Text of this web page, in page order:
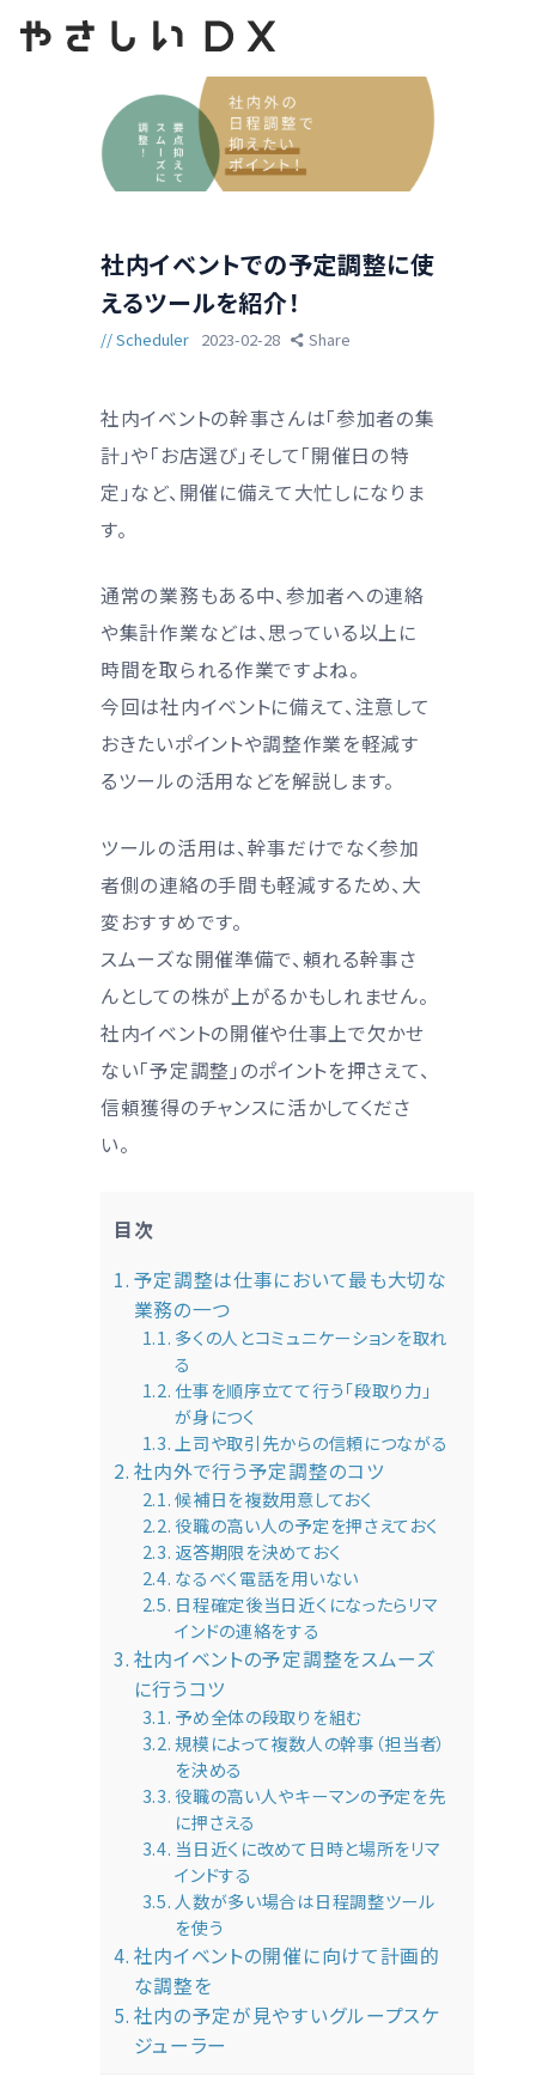
社内イベントでの予定調整に使
えるツールを紹介！
Scheduler 2023-02-28 Share
社内イベントの幹事さんは「参加者の集
計」や「お店選び」そして「開催日の特
定」など、開催に備えて大忙しになりま
す。
通常の業務もある中、参加者への連絡
や集計作業などは、思っている以上に
時間を取られる作業ですよね。
今回は社内イベントに備えて、注意して
おきたいポイントや調整作業を軽減す
るツールの活用などを解説します。
ツールの活用は、幹事だけでなく参加
者側の連絡の手間も軽減するため、大
変おすすめです。
スムーズな開催準備で、頼れる幹事さ
んとしての株が上がるかもしれません。
社内イベントの開催や仕事上で欠かせ
ない「予定調整」のポイントを押さえて、
信頼獲得のチャンスに活かしてくださ
い。
目次
予定調整は仕事において最も大切な
業務の一つ
多くの人とコミュニケーションを取れ
る
仕事を順序立てて行う「段取り力」
が身につく
上司や取引先からの信頼につながる
社内外で行う予定調整のコツ
候補日を複数用意しておく
役職の高い人の予定を押さえておく
返答期限を決めておく
なるべく電話を用いない
日程確定後当日近くになったらリマ
インドの連絡をする
社内イベントの予定調整をスムーズ
に行うコツ
予め全体の段取りを組む
規模によって複数人の幹事（担当者）
を決める
役職の高い人やキーマンの予定を先
に押さえる
当日近くに改めて日時と場所をリマ
インドする
人数が多い場合は日程調整ツール
を使う
社内イベントの開催に向けて計画的
な調整を
社内の予定が見やすいグループスケ
ジューラー